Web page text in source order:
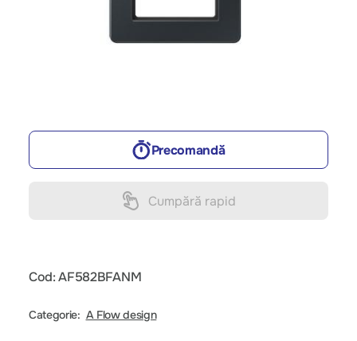
Precomandă
Cumpără rapid
Cod: AF582BFANM
Categorie: A Flow design